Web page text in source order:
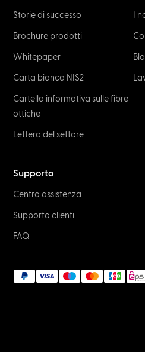
Storie di successo
Brochure prodotti
Whitepaper
Carta bianca NIS2
Cartella informativa sulle fibre
ottiche
Lettera del settore
I
Supporto
Centro assistenza
Supporto clienti
FAQ